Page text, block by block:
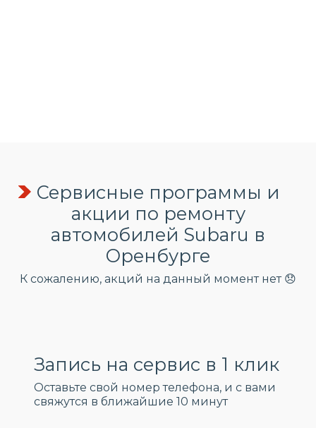
Сервисные программы и
акции по ремонту
автомобилей Subaru в
Оренбурге
К сожалению, акций на данный момент нет 😞
Запись на сервис в 1 клик
Оставьте свой номер телефона, и c вами
свяжутся в ближайшие 10 минут